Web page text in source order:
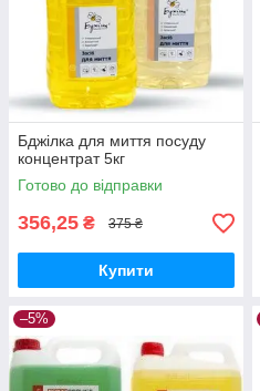
Бджілка для миття посуду
концентрат 5кг
Готово до відправки
356,25 ₴ 375 ₴
Купити
–5%